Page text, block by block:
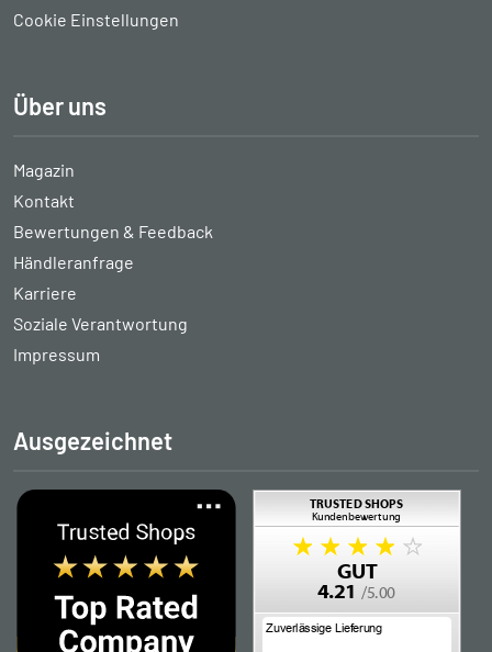
Cookie Einstellungen
Über uns
Magazin
Kontakt
Bewertungen & Feedback
Händleranfrage
Karriere
Soziale Verantwortung
Impressum
Ausgezeichnet